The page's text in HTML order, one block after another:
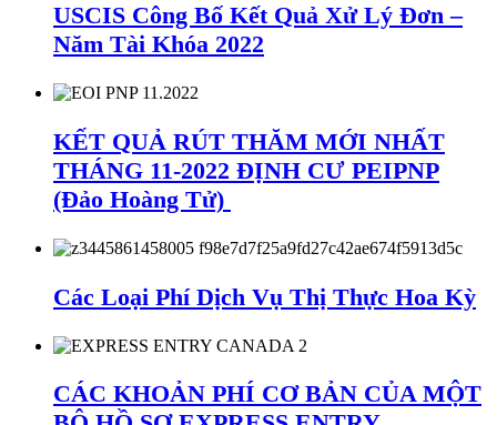
USCIS Công Bố Kết Quả Xử Lý Đơn –
Năm Tài Khóa 2022
KẾT QUẢ RÚT THĂM MỚI NHẤT
THÁNG 11-2022 ĐỊNH CƯ PEIPNP
(Đảo Hoàng Tử)
Các Loại Phí Dịch Vụ Thị Thực Hoa Kỳ
CÁC KHOẢN PHÍ CƠ BẢN CỦA MỘT